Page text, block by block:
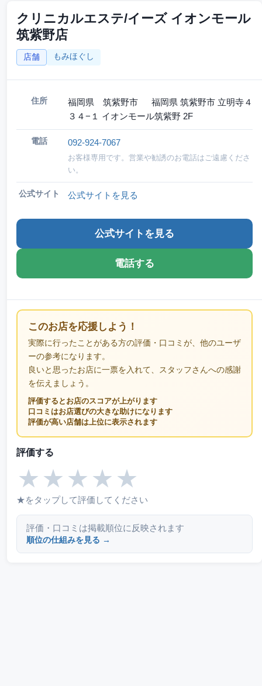
クリニカルエステ/イーズ イオンモール
筑紫野店
店舗 もみほぐし
住所
福岡県 筑紫野市 福岡県 筑紫野市 立明寺４
３４−１ イオンモール筑紫野 2F
電話 092-924-7067
お客様専用です。営業や勧誘のお電話はご遠慮くださ
い。
公式サイト 公式サイトを見る
公式サイトを見る
電話する
このお店を応援しよう！
実際に行ったことがある方の評価・口コミが、他のユーザ
ーの参考になります。
良いと思ったお店に一票を入れて、スタッフさんへの感謝
を伝えましょう。
評価するとお店のスコアが上がります
口コミはお店選びの大きな助けになります
評価が高い店舗は上位に表示されます
評価する
★ ★ ★ ★ ★
★をタップして評価してください
評価・口コミは掲載順位に反映されます
順位の仕組みを見る →